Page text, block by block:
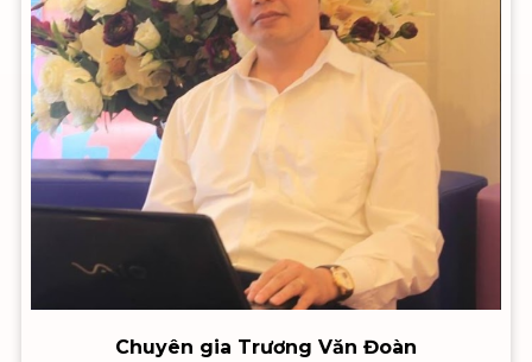
Chuyên gia Trương Văn Đoàn